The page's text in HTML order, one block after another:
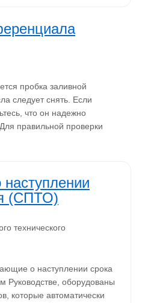
пробка заливной
следует снять. Если
что он надежно
правильной проверки
(СПТО)
о наступлении срока
Руководстве, оборудованы
которые автоматически